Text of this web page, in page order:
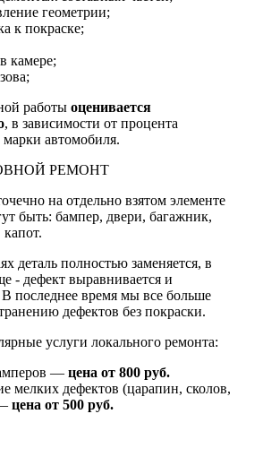
геометрии;
к покраске;
камере;
работы оценивается
, в зависимости от процента
автомобиля.
РЕМОНТ
на отдельно взятом элементе
быть: бампер, двери, багажник,
деталь полностью заменяется, в
- дефект выравнивается и
В последнее время мы все больше
дефектов без покраски.
услуги локального ремонта:
— цена от 800 руб.
мелких дефектов (царапин, сколов,
цена от 500 руб.